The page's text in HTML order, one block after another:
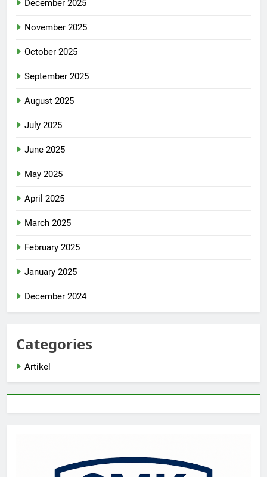
December 2025
November 2025
October 2025
September 2025
August 2025
July 2025
June 2025
May 2025
April 2025
March 2025
February 2025
January 2025
December 2024
Categories
Artikel